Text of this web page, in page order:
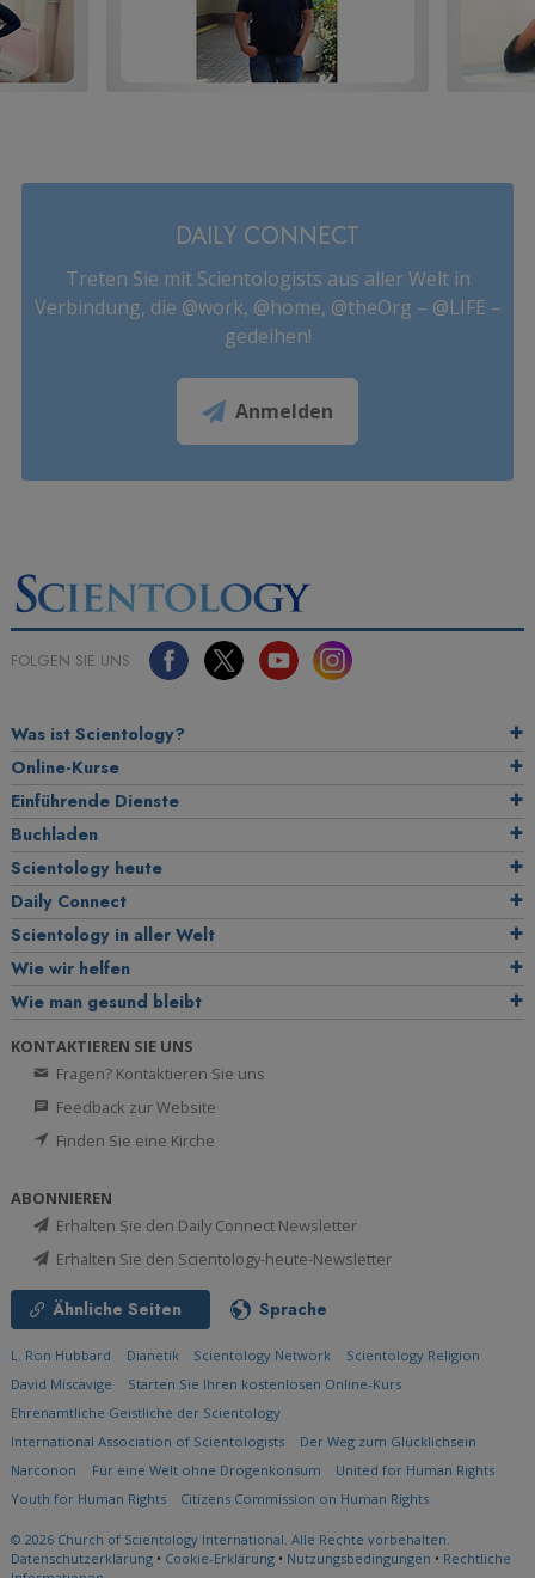
DAILY CONNECT
Treten Sie mit Scientologists aus aller Welt in
Verbindung, die @work, @home, @theOrg – @LIFE –
gedeihen!
Anmelden
FOLGEN SIE UNS
Was ist Scientology?
Online-Kurse
Einführende Dienste
Buchladen
Scientology heute
Daily Connect
Scientology in aller Welt
Wie wir helfen
Wie man gesund bleibt
KONTAKTIEREN SIE UNS
Fragen? Kontaktieren Sie uns
Feedback zur Website
Finden Sie eine Kirche
ABONNIEREN
Erhalten Sie den Daily Connect Newsletter
Erhalten Sie den Scientology-heute-Newsletter
Ähnliche Seiten Sprache
L. Ron Hubbard Dianetik Scientology Network
Scientology Religion
David Miscavige
Starten Sie Ihren kostenlosen Online-Kurs
Ehrenamtliche Geistliche der Scientology
International Association of Scientologists
Der Weg zum Glücklichsein
Narconon
Für eine Welt ohne Drogenkonsum
United for Human Rights
Youth for Human Rights
Citizens Commission on Human Rights
© 2026 Church of Scientology International. Alle Rechte vorbehalten.
Datenschutzerklärung • Cookie-Erklärung • Nutzungsbedingungen • Rechtliche